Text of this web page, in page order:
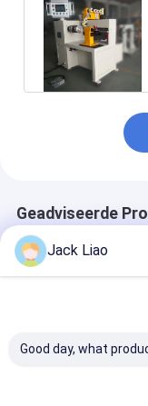
Geadviseerde
Jack Liao
Good day, what